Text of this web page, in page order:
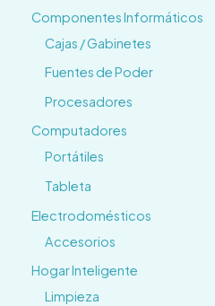
Componentes Informáticos
Cajas / Gabinetes
Fuentes de Poder
Procesadores
Computadores
Portátiles
Tableta
Electrodomésticos
Accesorios
Hogar Inteligente
Limpieza